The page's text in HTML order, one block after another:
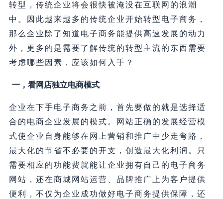
转型，传统企业将会很快被淹没在互联网的浪潮
中。因此越来越多的传统企业开始转型电子商务，
那么企业除了知道电子商务能提供高速发展的动力
外，更多的是需要了解传统的转型主流的东西需要
考虑哪些因素，应该如何入手？
一，看网店独立电商模式
企业在下手电子商务之前，首先要做的就是选择适
合的电商企业发展的模式。网站正确的发展经营模
式使企业自身能够在网上营销和推广中少走弯路，
最大化的节省不必要的开支，创造最大化利润。只
需要相应的功能费就能让企业拥有自己的电子商务
网站，还在商城网站运营、品牌推广上为客户提供
便利，不仅为企业成功做好电子商务提供保障，还